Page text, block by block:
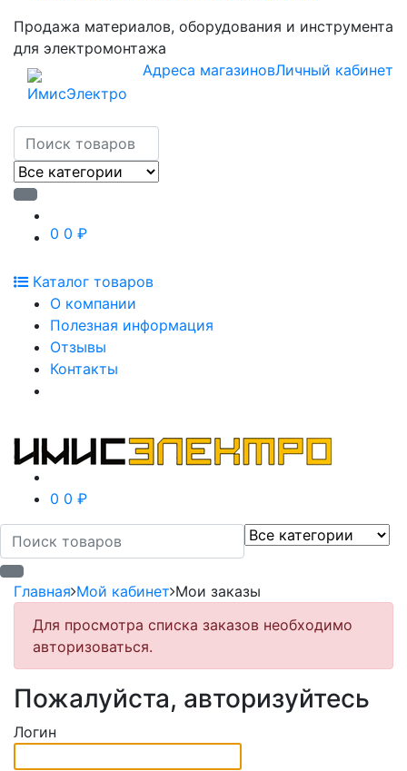
Продажа материалов, оборудования и инструмента
для электромонтажа
Адреса магазиновЛичный кабинет
0 0 ₽
Каталог товаров
О компании
Полезная информация
Отзывы
Контакты
0 0 ₽
Главная Мой кабинет Мои заказы
Для просмотра списка заказов необходимо
авторизоваться.
Пожалуйста, авторизуйтесь
Логин